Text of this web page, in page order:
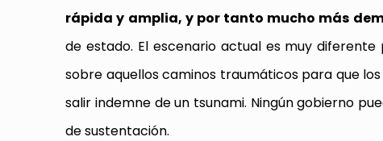
rápida y amplia, y por tanto mucho más
de estado. El escenario actual es muy
sobre aquellos caminos traumáticos para que
salir indemne de un tsunami. Ningún gobierno
de sustentación.